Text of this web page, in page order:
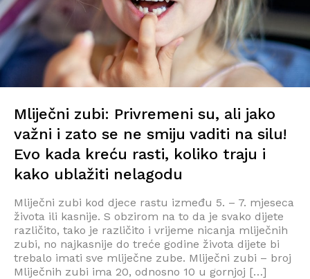
Mliječni zubi: Privremeni su, ali jako
važni i zato se ne smiju vaditi na silu!
Evo kada kreću rasti, koliko traju i
kako ublažiti nelagodu
Mliječni zubi kod djece rastu između 5. – 7. mjeseca
života ili kasnije. S obzirom na to da je svako dijete
različito, tako je različito i vrijeme nicanja mliječnih
zubi, no najkasnije do treće godine života dijete bi
trebalo imati sve mliječne zube. Mliječni zubi – broj
Mliječnih zubi ima 20, odnosno 10 u gornjoj […]